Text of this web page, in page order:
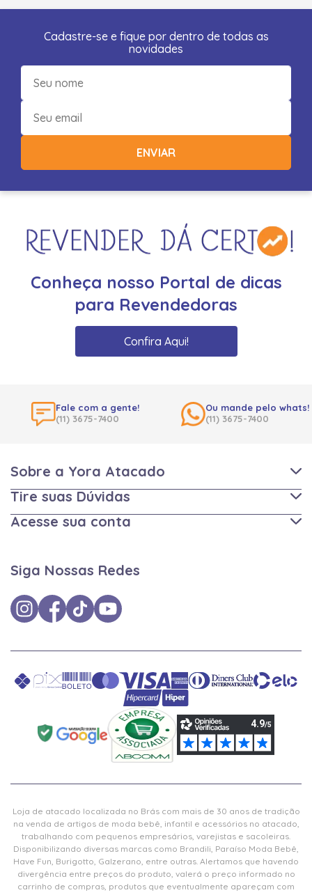
Cadastre-se e fique por dentro de todas as
novidades
ENVIAR
Conheça nosso Portal de dicas
para Revendedoras
Confira Aqui!
Fale com a gente!
(11) 3675-7400
Ou mande pelo whats!
(11) 3675-7400
Sobre a Yora Atacado
Tire suas Dúvidas
Acesse sua conta
Siga Nossas Redes
Loja de atacado localizada no Brás com mais de 30 anos de tradição
na venda de artigos de moda bebê, infantil e acessórios no atacado,
trabalhando com pequenos empresários, varejistas e sacoleiras.
Disponibilizando diversas marcas como Brandili, Paraíso Moda Bebê,
Have Fun, Burigotto, Galzerano, entre outras. Alertamos que havendo
divergência entre preços do produto, valerá o preço informado no
carrinho de compras, produtos que eventualmente apareçam com